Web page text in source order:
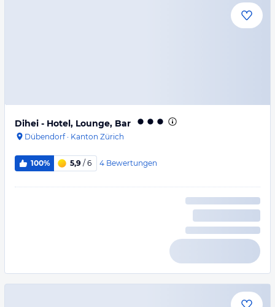
Dihei - Hotel, Lounge, Bar
Dübendorf· Kanton Zürich
100% 5,9 / 6 4 Bewertungen